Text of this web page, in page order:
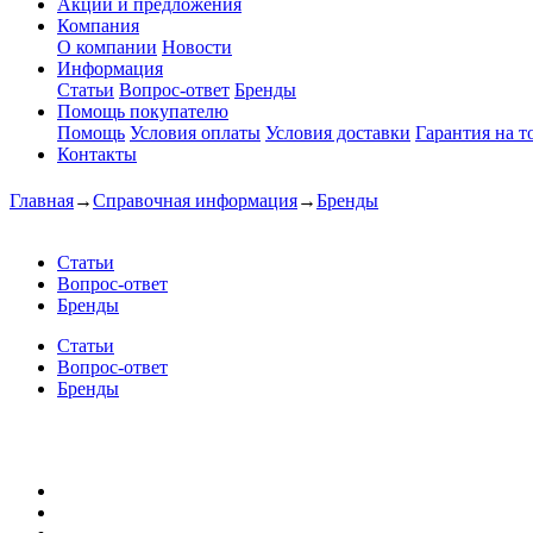
Акции и предложения
Компания
О компании Новости
Информация
Статьи Вопрос-ответ Бренды
Помощь покупателю
Помощь Условия оплаты Условия доставки Гарантия на
Контакты
Главная→Справочная информация→Бренды
Статьи
Вопрос-ответ
Бренды
Статьи
Вопрос-ответ
Бренды